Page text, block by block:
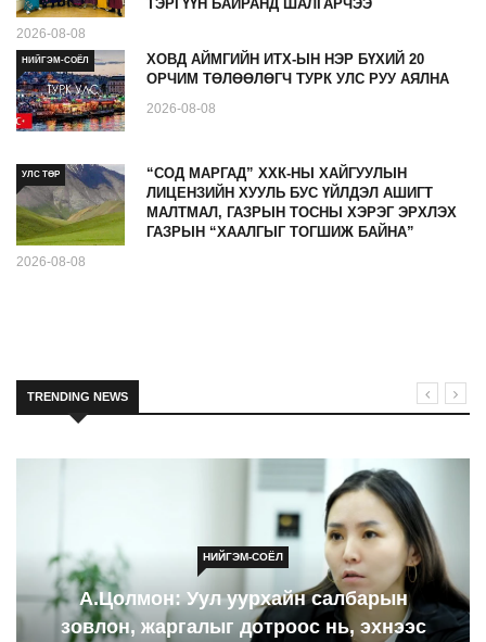
ТЭРГҮҮН БАЙРАНД ШАЛГАРЧЭЭ
2026-08-08
НИЙГЭМ-СОЁЛ
ХОВД АЙМГИЙН ИТХ-ЫН НЭР БҮХИЙ 20
ОРЧИМ ТӨЛӨӨЛӨГЧ ТУРК УЛС РУУ АЯЛНА
2026-08-08
УЛС ТӨР
“СОД МАРГАД” ХХК-НЫ ХАЙГУУЛЫН
ЛИЦЕНЗИЙН ХУУЛЬ БУС ҮЙЛДЭЛ АШИГТ
МАЛТМАЛ, ГАЗРЫН ТОСНЫ ХЭРЭГ ЭРХЛЭХ
ГАЗРЫН “ХААЛГЫГ ТОГШИЖ БАЙНА”
2026-08-08
TRENDING NEWS
НИЙГЭМ-СОЁЛ
А.Цолмон: Уул уурхайн салбарын
зовлон, жаргалыг дотроос нь, эхнээс